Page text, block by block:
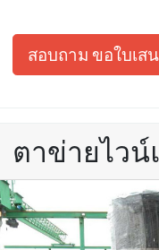
สอบถาม ขอใบเส
ตาข่ายไว